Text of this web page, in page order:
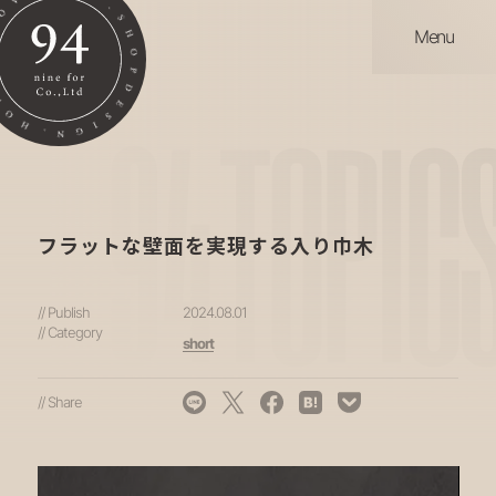
Menu
94
フラットな壁面を実現する入り巾木
// Publish
2024.08.01
// Category
short
// Share